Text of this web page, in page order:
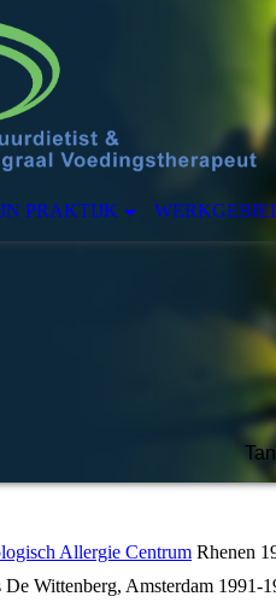
PRAKTIJK
Allergie Centrum Rhenen
Wittenberg, Amsterdam 1991-